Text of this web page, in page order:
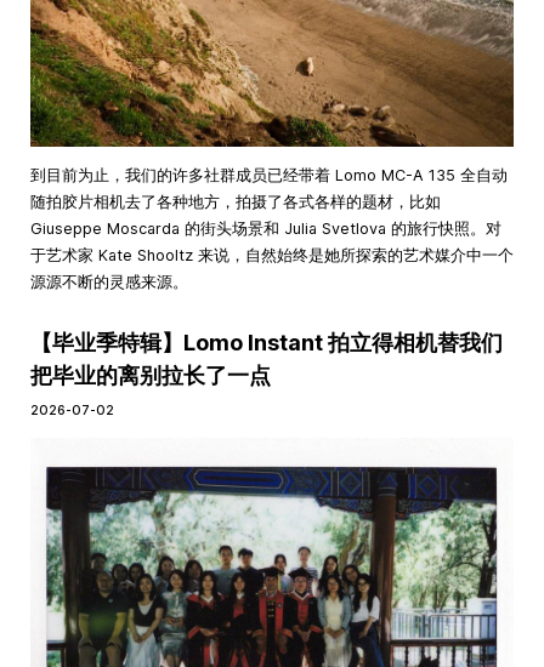
到目前为止，我们的许多社群成员已经带着 Lomo MC-A 135 全自动
随拍胶片相机去了各种地方，拍摄了各式各样的题材，比如
Giuseppe Moscarda 的街头场景和 Julia Svetlova 的旅行快照。对
于艺术家 Kate Shooltz 来说，自然始终是她所探索的艺术媒介中一个
源源不断的灵感来源。
【毕业季特辑】Lomo Instant 拍立得相机替我们
把毕业的离别拉长了一点
2026-07-02